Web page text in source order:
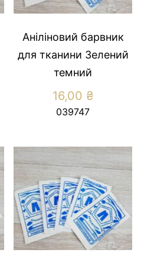
Аніліновий барвник
для тканини Зелений
темний
16,00 ₴
039747